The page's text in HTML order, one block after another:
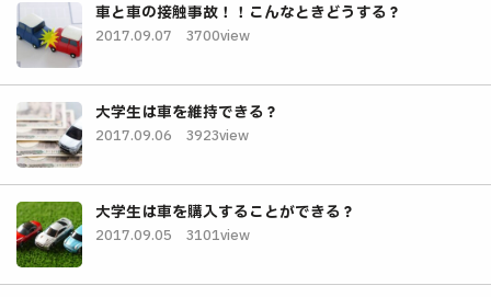
車と車の接触事故！！こんなときどうする？
2017.09.07 3700view
大学生は車を維持できる？
2017.09.06 3923view
大学生は車を購入することができる？
2017.09.05 3101view